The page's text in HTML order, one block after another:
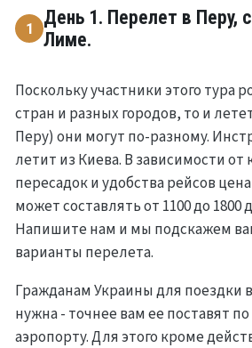
1
День 1. Перелет в Перу,
Лиме.
Поскольку участники этого тура
стран и разных городов, то и
Перу) они могут по-разному.
летит из Киева. В зависимости от
пересадок и удобства рейсов
может составлять от 1100 до 1800
Напишите нам и мы подскажем
варианты перелета.
Гражданам Украины для поездки
нужна - точнее вам ее поставят
аэропорту. Для этого кроме